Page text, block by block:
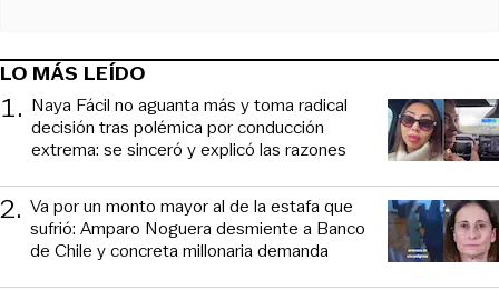
LO MÁS LEÍDO
1. Naya Fácil no aguanta más y toma radical
decisión tras polémica por conducción
extrema: se sinceró y explicó las razones
2. Va por un monto mayor al de la estafa que
sufrió: Amparo Noguera desmiente a Banco
de Chile y concreta millonaria demanda